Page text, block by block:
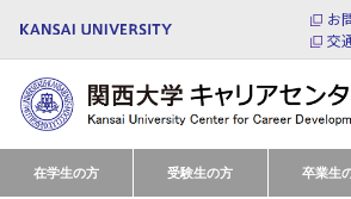
お
交
在学生の方 受験生の方 卒業生